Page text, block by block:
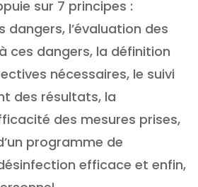
sur 7 principes :
dangers, l’évaluation des
ces dangers, la définition
nécessaires, le suivi
des résultats, la
des mesures prises,
programme de
efficace et enfin,